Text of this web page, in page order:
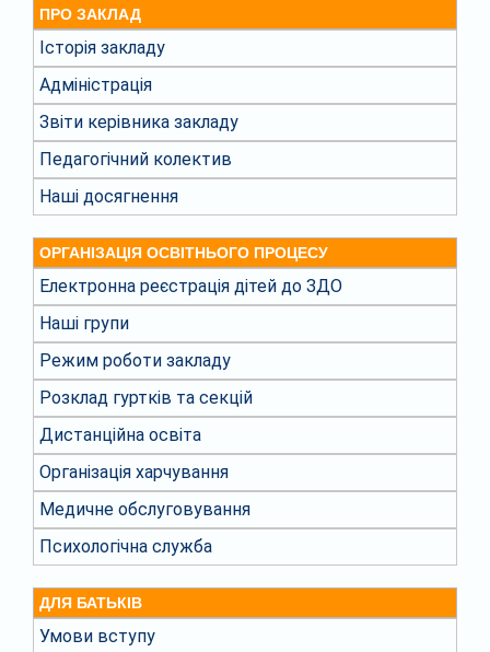
ПРО ЗАКЛАД
Історія закладу
Адміністрація
Звіти керівника закладу
Педагогічний колектив
Наші досягнення
ОРГАНІЗАЦІЯ ОСВІТНЬОГО ПРОЦЕСУ
Електронна реєстрація дітей до ЗДО
Наші групи
Режим роботи закладу
Розклад гуртків та секцій
Дистанційна освіта
Організація харчування
Медичне обслуговування
Психологічна служба
ДЛЯ БАТЬКІВ
Умови вступу